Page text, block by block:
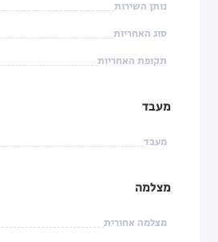
נותן השירות
סוג האחריות
תקופת האחריות
מעבד
מעבד
מצלמה
מצלמה אחורית